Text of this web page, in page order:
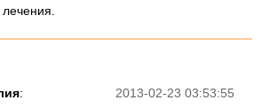
2013-02-23 03:53:55
: